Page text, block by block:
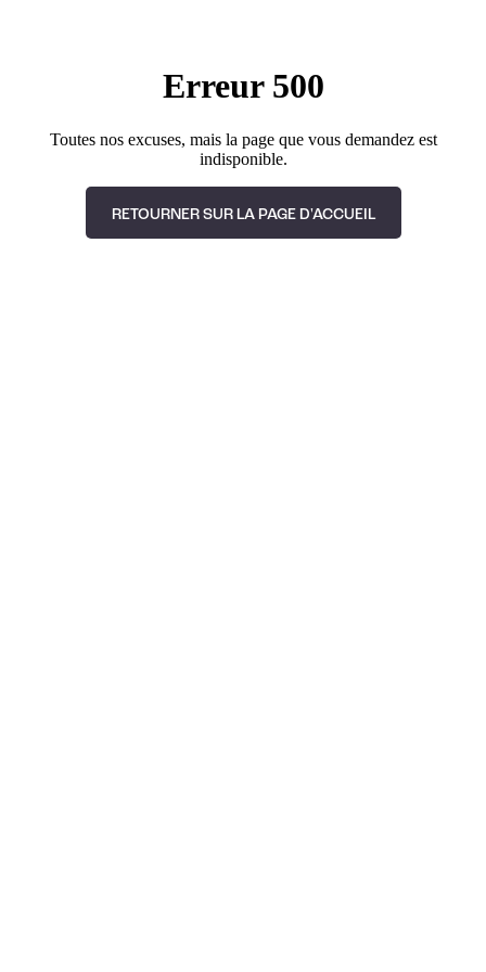
Erreur 500
Toutes nos excuses, mais la page que vous demandez est
indisponible.
RETOURNER SUR LA PAGE D'ACCUEIL